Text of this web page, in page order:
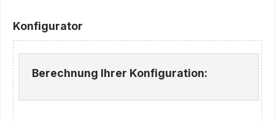
Konfigurator
Berechnung Ihrer Konfiguration: